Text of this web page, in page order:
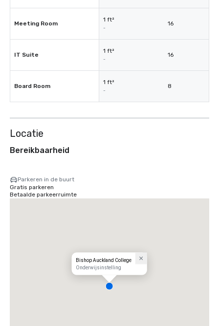
Meeting Room
1 ft²
-
16
IT Suite
1 ft²
-
16
Board Room
1 ft²
-
8
Locatie
Bereikbaarheid
Parkeren in de buurt
Gratis parkeren
Betaalde parkeerruimte
Bishop Auckland College
Onderwijsinstelling